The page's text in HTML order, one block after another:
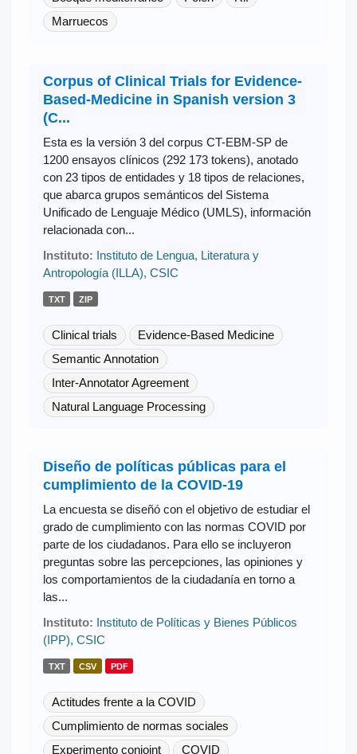
Marruecos
Corpus of Clinical Trials for Evidence-
Based-Medicine in Spanish version 3
(C...
Esta es la versión 3 del corpus CT-EBM-SP de
1200 ensayos clínicos (292 173 tokens), anotado
con 23 tipos de entidades y 18 tipos de relaciones,
que abarca grupos semánticos del Sistema
Unificado de Lenguaje Médico (UMLS), información
relacionada con...
Instituto: Instituto de Lengua, Literatura y
Antropología (ILLA), CSIC
TXT ZIP
Clinical trials
Evidence-Based Medicine
Semantic Annotation
Inter-Annotator Agreement
Natural Language Processing
Diseño de políticas públicas para el
cumplimiento de la COVID-19
La encuesta se diseñó con el objetivo de estudiar el
grado de cumplimiento con las normas COVID por
parte de los ciudadanos. Para ello se incluyeron
preguntas sobre las percepciones, las opiniones y
los comportamientos de la ciudadanía en torno a
las...
Instituto: Instituto de Políticas y Bienes Públicos
(IPP), CSIC
TXT CSV PDF
Actitudes frente a la COVID
Cumplimiento de normas sociales
Experimento conjoint
COVID